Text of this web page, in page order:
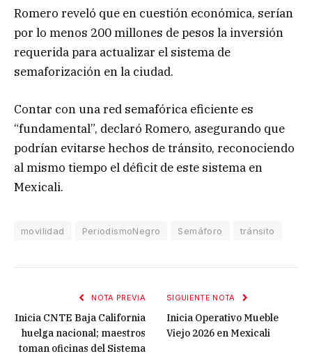
Romero reveló que en cuestión económica, serían
por lo menos 200 millones de pesos la inversión
requerida para actualizar el sistema de
semaforización en la ciudad.
Contar con una red semafórica eficiente es
“fundamental”, declaró Romero, asegurando que
podrían evitarse hechos de tránsito, reconociendo
al mismo tiempo el déficit de este sistema en
Mexicali.
movilidad PeriodismoNegro Semáforo tránsito
NOTA PREVIA
Inicia CNTE Baja California
huelga nacional; maestros
toman oficinas del Sistema
SIGUIENTE NOTA
Inicia Operativo Mueble
Viejo 2026 en Mexicali